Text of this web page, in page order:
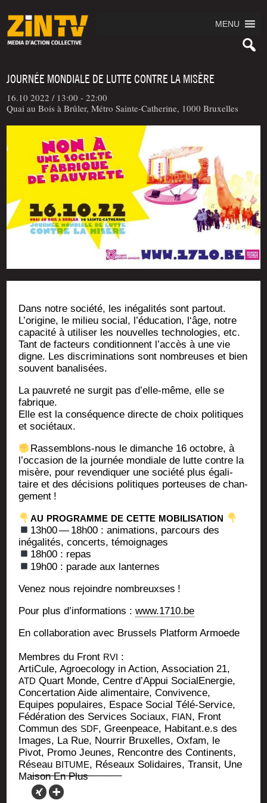
MENU
JOURNÉE MONDIALE DE LUTTE CONTRE LA MISÈRE
16.10 2022 / 13:00 - 22:00
Quai au Bois à Brûler, Métro Sainte-Catherine, 1000 Bruxelles
Dans notre socié­té, les inéga­li­tés sont par­tout.
L’origine, le milieu social, l’éducation, l‘âge, notre
capa­ci­té à uti­li­ser les nou­velles tech­no­lo­gies, etc.
Tant de fac­teurs condi­tionnent l’accès à une vie
digne. Les dis­cri­mi­na­tions sont nom­breuses et bien
sou­vent banalisées.
La pau­vre­té ne sur­git pas d’elle-même, elle se
fabrique.
Elle est la consé­quence directe de choix poli­tiques
et sociétaux.
Ras­sem­blons-nous le dimanche 16 octobre, à
l’occasion de la jour­née mon­diale de lutte contre la
misère, pour reven­di­quer une socié­té plus éga­li­
taire et des déci­sions poli­tiques por­teuses de chan­
ge­ment !
AU PROGRAMME DE CETTE MOBILISATION
13h00 — 18h00 : ani­ma­tions, par­cours des
inéga­li­tés, concerts, témoi­gnages
18h00 : repas
19h00 : parade aux lanternes
Venez nous rejoindre nom­breuxses !
Pour plus d’informations :www.1710.be
En col­la­bo­ra­tion avec Brus­sels Plat­form Armoede
Membres du Front RVI :
Arti­Cule, Agroe­co­lo­gy in Action, Asso­cia­tion 21,
ATD Quart Monde, Centre d’Appui Socia­lE­ner­gie,
Concer­ta­tion Aide ali­men­taire, Convi­vence,
Equipes popu­laires, Espace Social Télé-Ser­vice,
Fédé­ra­tion des Ser­vices Sociaux, FIAN, Front
Com­mun des SDF, Green­peace, Habitant.e.s des
Images, La Rue, Nour­rir Bruxelles, Oxfam, le
Pivot, Pro­mo Jeunes, Ren­contre des Conti­nents,
Réseau BITUME, Réseaux Soli­daires, Tran­sit, Une
Mai­son En Plus